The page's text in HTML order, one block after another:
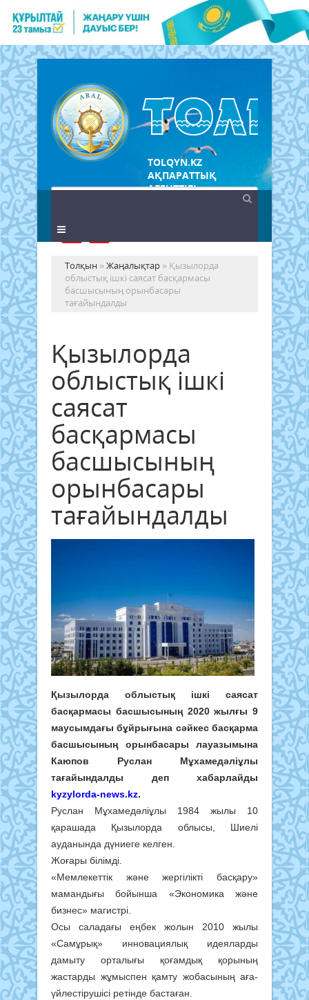
TOLQYN.KZ
АҚПАРАТТЫҚ
АГЕНТТІГІ
Толқын »Жаңалықтар » Қызылорда
облыстық ішкі саясат басқармасы
басшысының орынбасары
тағайындалды
Қызылорда
облыстық ішкі
саясат
басқармасы
басшысының
орынбасары
тағайындалды
Қызылорда облыстық ішкі саясат
басқармасы басшысының 2020 жылғы 9
маусымдағы бұйрығына сәйкес басқарма
басшысының орынбасары лауазымына
Каюпов Руслан Мұхамедәліұлы
тағайындалды деп хабарлайды
kyzylorda-news.kz.
Руслан Мұхамедәліұлы 1984 жылы 10
қарашада Қызылорда облысы, Шиелі
ауданында дүниеге келген.
Жоғары білімді.
«Мемлекеттік және жергілікті басқару»
мамандығы бойынша «Экономика және
бизнес» магистрі.
Осы саладағы еңбек жолын 2010 жылы
«Самұрық» инновациялық идеяларды
дамыту орталығы қоғамдық қорының
жастарды жұмыспен қамту жобасының аға-
үйлестірушісі ретінде бастаған.